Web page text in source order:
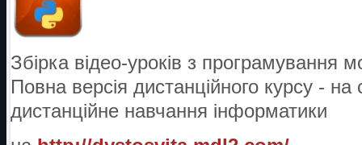
Збірка відео-уроків з програмування
Повна версія дистанційного курсу - на
дистанційне навчання інформатики